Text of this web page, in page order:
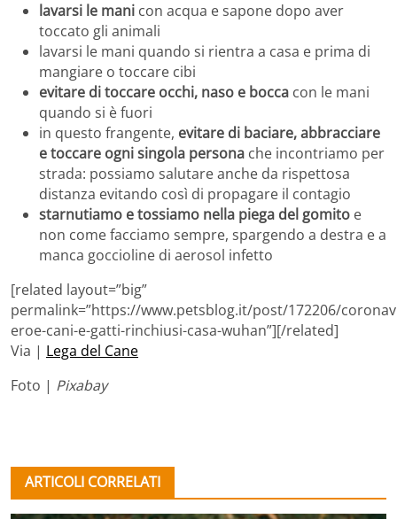
lavarsi le mani con acqua e sapone dopo aver
toccato gli animali
lavarsi le mani quando si rientra a casa e prima di
mangiare o toccare cibi
evitare di toccare occhi, naso e bocca con le mani
quando si è fuori
in questo frangente, evitare di baciare, abbracciare
e toccare ogni singola persona che incontriamo per
strada: possiamo salutare anche da rispettosa
distanza evitando così di propagare il contagio
starnutiamo e tossiamo nella piega del gomito e
non come facciamo sempre, spargendo a destra e a
manca goccioline di aerosol infetto
[related layout=”big”
permalink=”https://www.petsblog.it/post/172206/
eroe-cani-e-gatti-rinchiusi-casa-wuhan”][/related]
Via | Lega del Cane
Foto | Pixabay
ARTICOLI CORRELATI